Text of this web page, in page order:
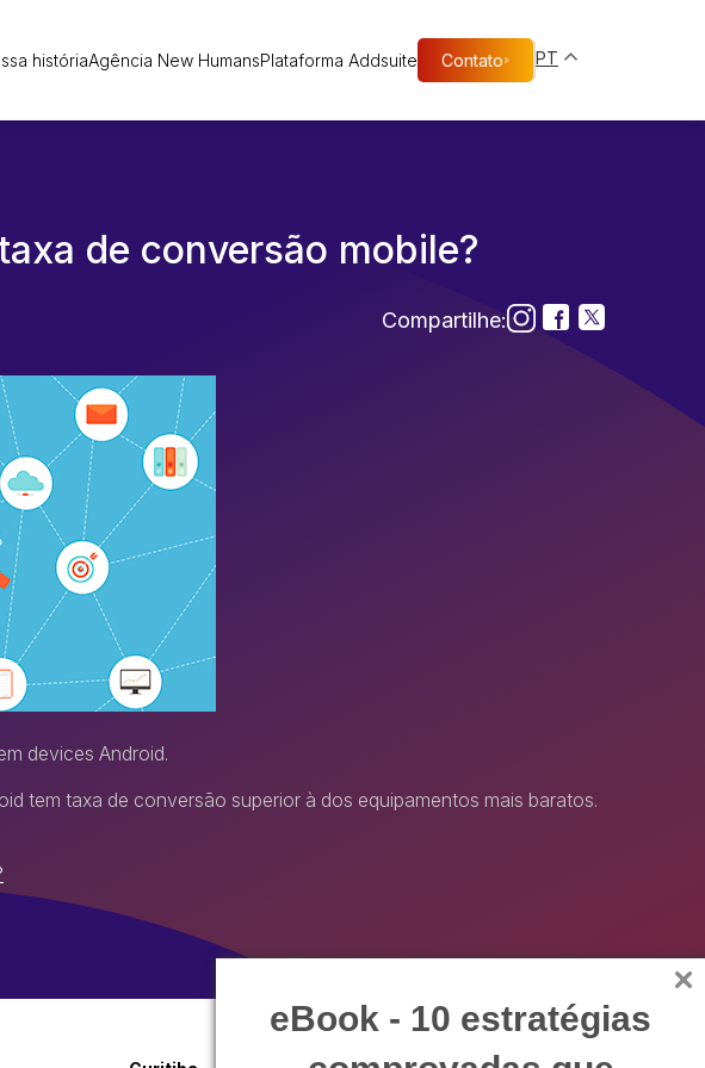
eBook - 10 estratégias
históriaAgência New HumansPlataforma Addsuite Contato > PT
de conversão mobile?
Compartilhe:
devices Android.
tem taxa de conversão superior à dos equipamentos mais baratos.